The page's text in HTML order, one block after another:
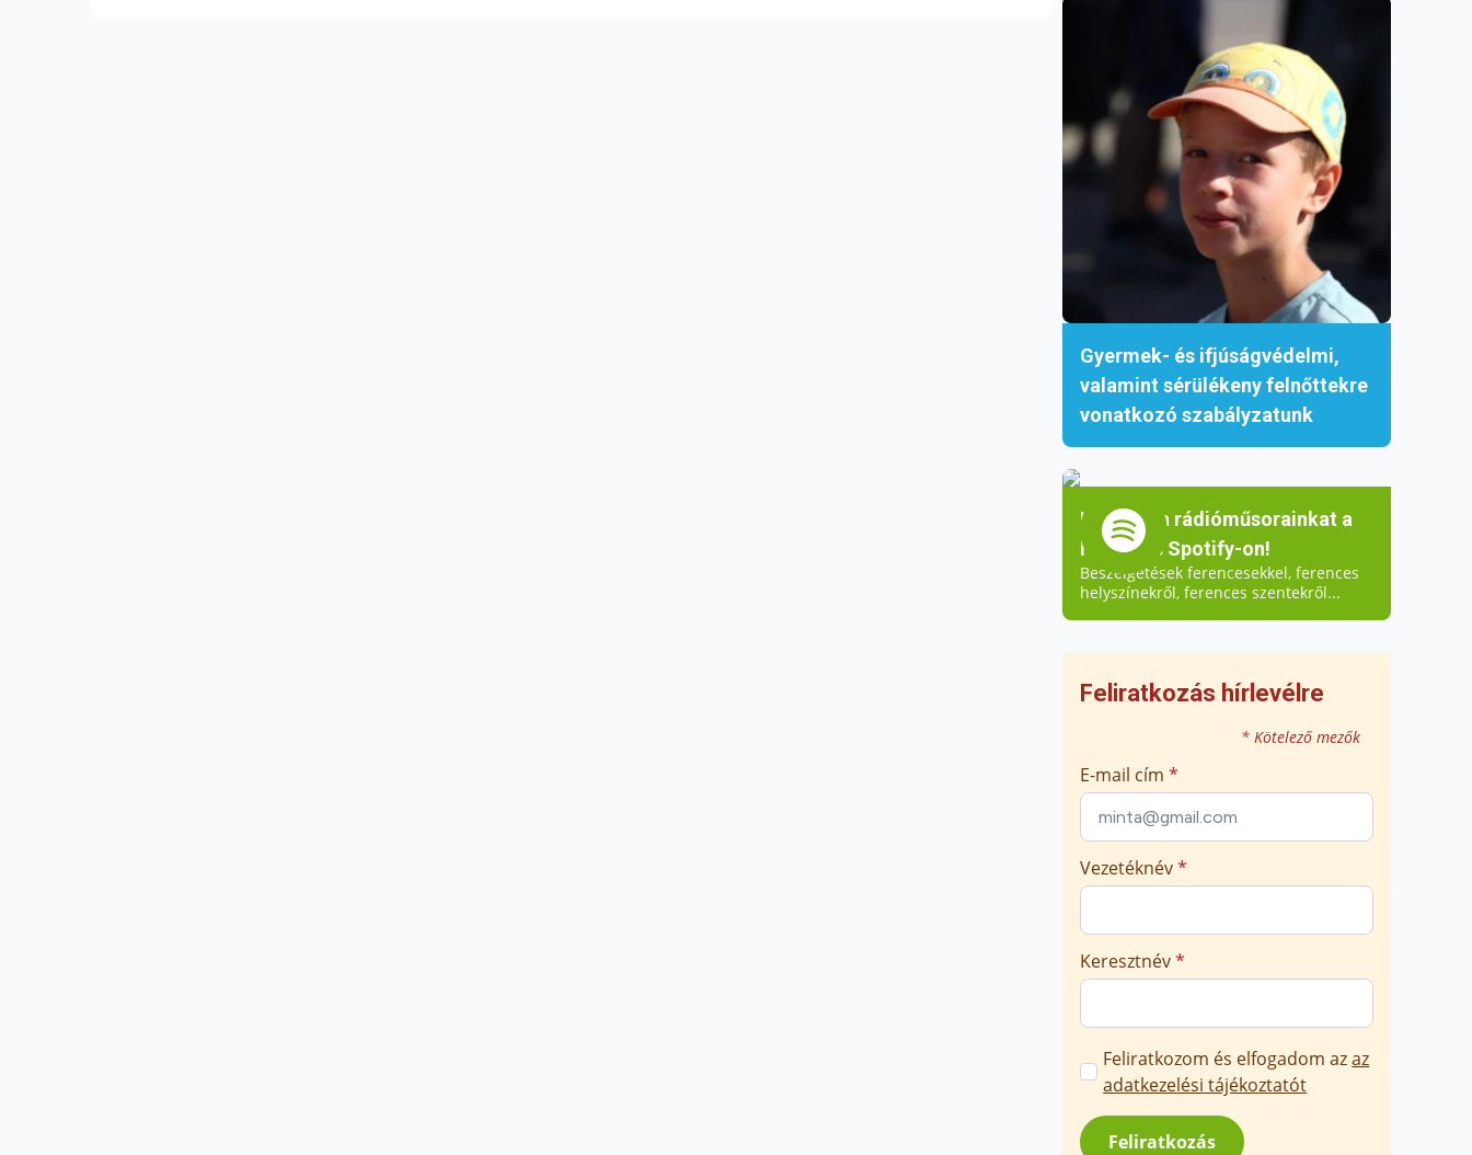
Gyermek- és ifjúságvédelmi,
valamint sérülékeny felnőttekre
vonatkozó szabályzatunk
Hallgassa rádióműsorainkat a
Ferences Spotify-on!
Beszélgetések ferencesekkel, ferences
helyszínekről, ferences szentekről...
Feliratkozás hírlevélre
* Kötelező mezők
E-mail cím *
Vezetéknév*
Keresztnév*
Marketing
üzenetek
jóváhagyása
*
Feliratkozom és elfogadom azaz
adatkezelési tájékoztatót
Feliratkozás